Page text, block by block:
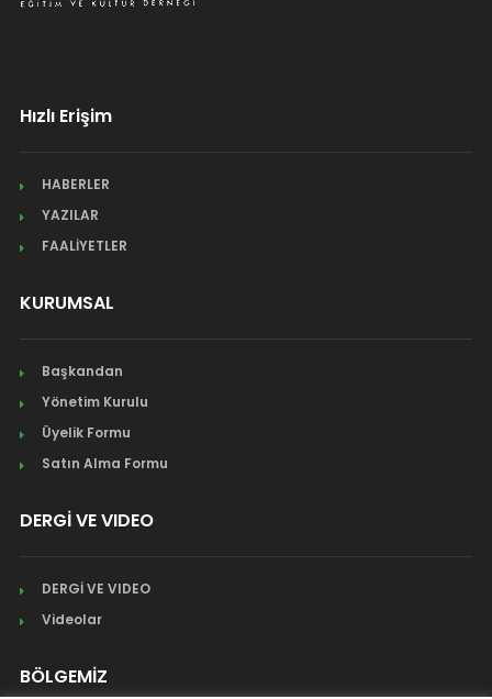
Hızlı Erişim
HABERLER
YAZILAR
FAALİYETLER
KURUMSAL
Başkandan
Yönetim Kurulu
Üyelik Formu
Satın Alma Formu
DERGİ VE VIDEO
DERGİ VE VIDEO
Videolar
BÖLGEMİZ